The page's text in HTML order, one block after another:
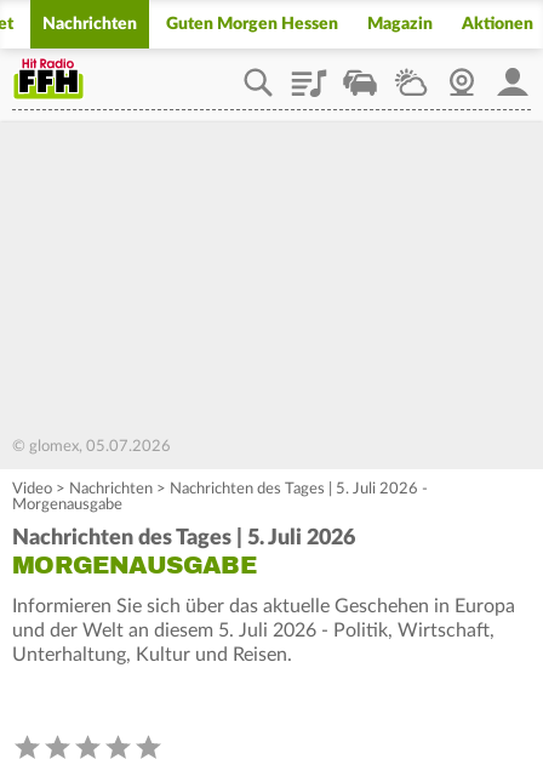
Nachrichten Guten Morgen Hessen Magazin Aktionen
PlaylistStaupilotWetterWebcam
© glomex, 05.07.2026
Video > Nachrichten > Nachrichten des Tages | 5. Juli 2026 -
Morgenausgabe
Nachrichten des Tages | 5. Juli 2026
MORGENAUSGABE
Informieren Sie sich über das aktuelle Geschehen in Europa
und der Welt an diesem 5. Juli 2026 - Politik, Wirtschaft,
Unterhaltung, Kultur und Reisen.